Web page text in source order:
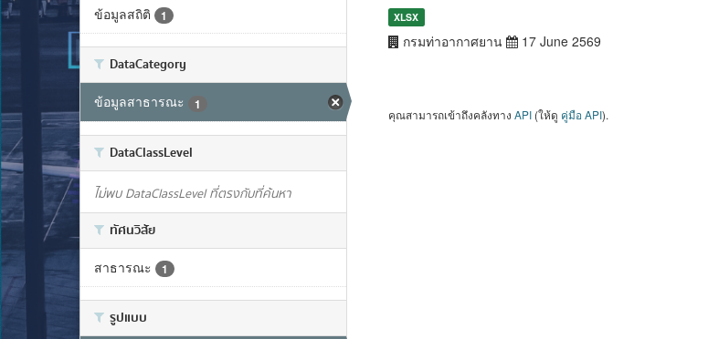
ข้อมูลสถิติ 1
DataCategory
ข้อมูลสาธารณะ 1
DataClassLevel
ไม่พบ DataClassLevel ที่ตรงกับที่ค้นหา
ทัศนวิสัย
สาธารณะ 1
รูปแบบ
XLSX
กรมท่าอากาศยาน 17 June 2569
คุณสามารถเข้าถึงคลังทาง API (ให้ดู คู่มือ API).